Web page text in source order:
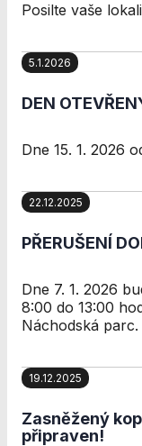
Posilte vaše
5.1.2026
DEN
Dne 15. 1. 2026
22.12.2025
PŘERUŠENÍ
Dne 7. 1. 2026
8:00 do 13:00
Náchodská
19.12.2025
Zasněžený
připraven!